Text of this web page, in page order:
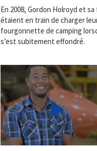
En 2008, Gordon Holroyd et sa
étaient en train de charger
fourgonnette de camping
s’est subitement effondré.